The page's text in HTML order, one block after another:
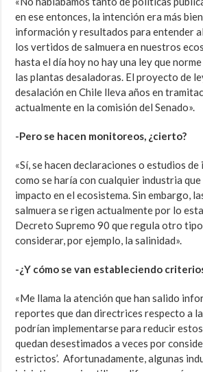
en ese entonces, la intención era más
información y resultados para entender
los vertidos de salmuera en nuestros
hasta el día hoy no hay una ley que
las plantas desaladoras. El proyecto de
desalación en Chile lleva años en
actualmente en la comisión del Senado».
-Pero se hacen monitoreos, ¿cierto?
«Sí, se hacen declaraciones o estudios
como se haría con cualquier industria
impacto en el ecosistema. Sin embargo,
salmuera se rigen actualmente por lo
Decreto Supremo 90 que regula otro
considerar, por ejemplo, la salinidad».
-¿Y cómo se van estableciendo
«Me llama la atención que han salido
reportes que dan directrices respecto a
podrían implementarse para reducir
quedan desestimados a veces por
estrictos’. Afortunadamente, algunas